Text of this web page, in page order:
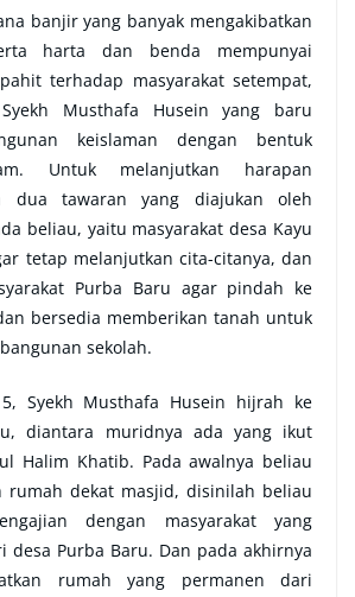
banjir yang banyak mengakibatkan
harta dan benda mempunyai
terhadap masyarakat setempat,
Musthafa Husein yang baru
keislaman dengan bentuk
Untuk melanjutkan harapan
dua tawaran yang diajukan oleh
beliau, yaitu masyarakat desa Kayu
tetap melanjutkan cita-citanya, dan
Purba Baru agar pindah ke
bersedia memberikan tanah untuk
sekolah.
Syekh Musthafa Husein hijrah ke
diantara muridnya ada yang ikut
Halim Khatib. Pada awalnya beliau
rumah dekat masjid, disinilah beliau
dengan masyarakat yang
desa Purba Baru. Dan pada akhirnya
rumah yang permanen dari